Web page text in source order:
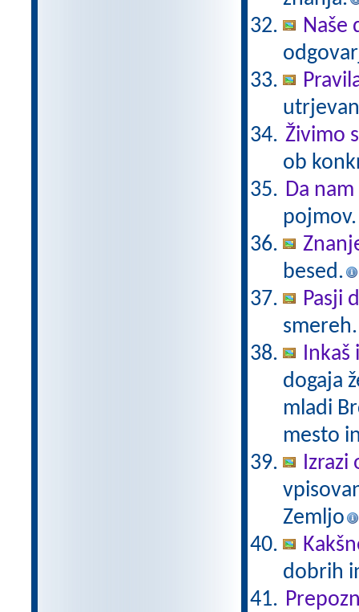
Naše
Živimo
ob
Da
pojmov.
besed.
Pasji
smereh.
Inkaš
dogaja
mladi
mesto
Izrazi
Zemljo
dobrih